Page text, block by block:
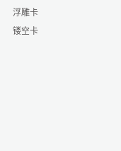
浮雕卡
镂空卡